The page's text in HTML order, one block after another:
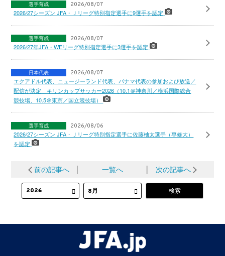
選手育成 2026/08/07
2026/27シーズン JFA・Ｊリーグ特別指定選手に9選手を認定
選手育成 2026/08/07
2026/27年JFA・WEリーグ特別指定選手に3選手を認定
日本代表 2026/08/07
エクアドル代表、ニュージーランド代表、パナマ代表の参加および放送／
配信が決定 キリンカップサッカー2026（10.1＠神奈川／横浜国際総合
競技場、10.5＠東京／国立競技場）
選手育成 2026/08/06
2026/27シーズン JFA・Ｊリーグ特別指定選手に佐藤柚太選手（専修大）
を認定
前の記事へ 一覧へ 次の記事へ